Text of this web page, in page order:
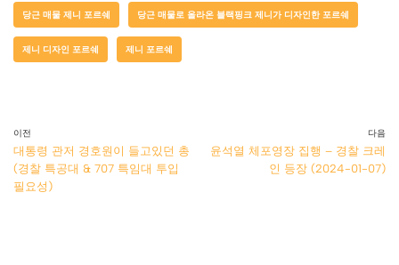
당근 매물 제니 포르쉐 당근 매물로 올라온 블랙핑크 제니가 디자인한 포르쉐
제니 디자인 포르쉐 제니 포르쉐
이전
대통령 관저 경호원이 들고있던 총
(경찰 특공대 & 707 특임대 투입
필요성)
다음
윤석열 체포영장 집행 – 경찰 크레
인 등장 (2024-01-07)